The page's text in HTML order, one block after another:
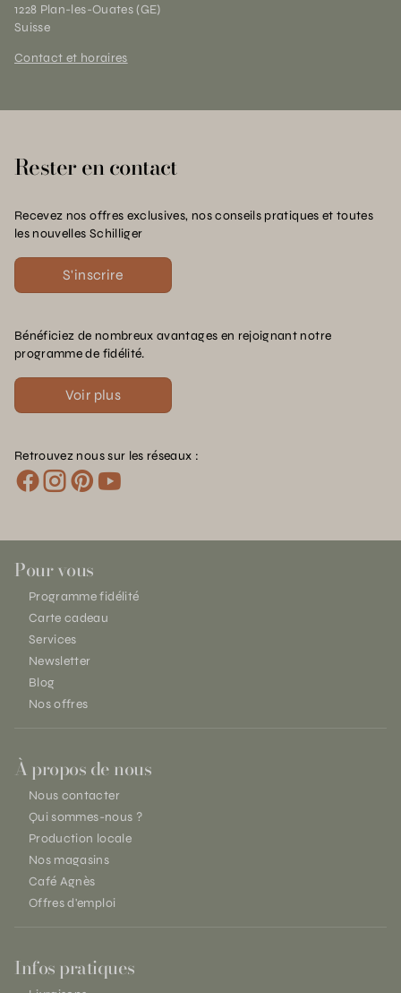
1228 Plan-les-Ouates (GE)
Suisse
Contact et horaires
Rester en contact
Recevez nos offres exclusives, nos conseils pratiques et toutes
les nouvelles Schilliger
S'inscrire
Bénéficiez de nombreux avantages en rejoignant notre
programme de fidélité.
Voir plus
Retrouvez nous sur les réseaux :
Pour vous
Programme fidélité
Carte cadeau
Services
Newsletter
Blog
Nos offres
À propos de nous
Nous contacter
Qui sommes-nous ?
Production locale
Nos magasins
Café Agnès
Offres d'emploi
Infos pratiques